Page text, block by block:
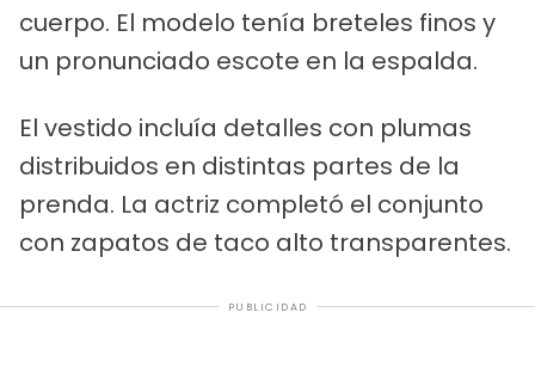
cuerpo. El modelo tenía breteles finos y
un pronunciado escote en la espalda.
El vestido incluía detalles con plumas
distribuidos en distintas partes de la
prenda. La actriz completó el conjunto
con zapatos de taco alto transparentes.
PUBLICIDAD